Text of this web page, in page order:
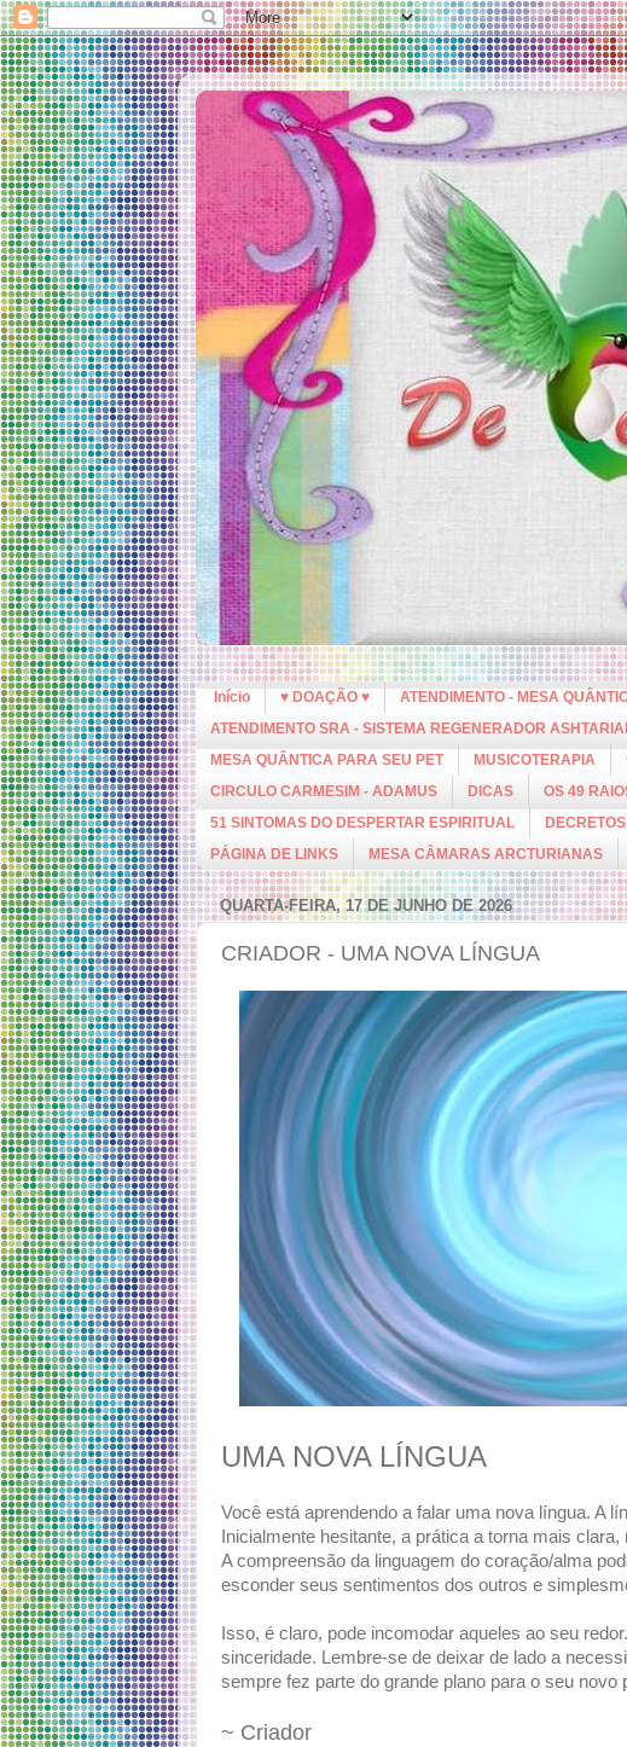
Início ♥ DOAÇÃO ♥ ATENDIMENTO - MESA
ATENDIMENTO SRA - SISTEMA REGENERADOR
MESA QUÂNTICA PARA SEU PET
MUSICOTERAPIA
CIRCULO CARMESIM - ADAMUS
DICAS OS 49
51 SINTOMAS DO DESPERTAR ESPIRITUAL
PÁGINA DE LINKS
MESA CÂMARAS ARCTURIANAS
QUARTA-FEIRA, 17 DE JUNHO DE 2026
CRIADOR - UMA NOVA LÍNGUA
UMA NOVA LÍNGUA
Você está aprendendo a falar uma nova língua. A
Inicialmente hesitante, a prática a torna mais
A compreensão da linguagem do coração/alma
esconder seus sentimentos dos outros e
Isso, é claro, pode incomodar aqueles ao seu
sinceridade. Lembre-se de deixar de lado a
sempre fez parte do grande plano para o seu novo
~ Criador